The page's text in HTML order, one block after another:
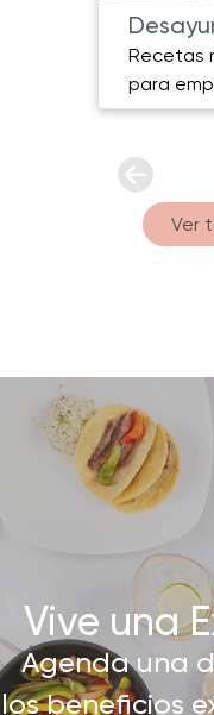
Recetas
para
Ver
Vive una
Agenda una
los beneficios